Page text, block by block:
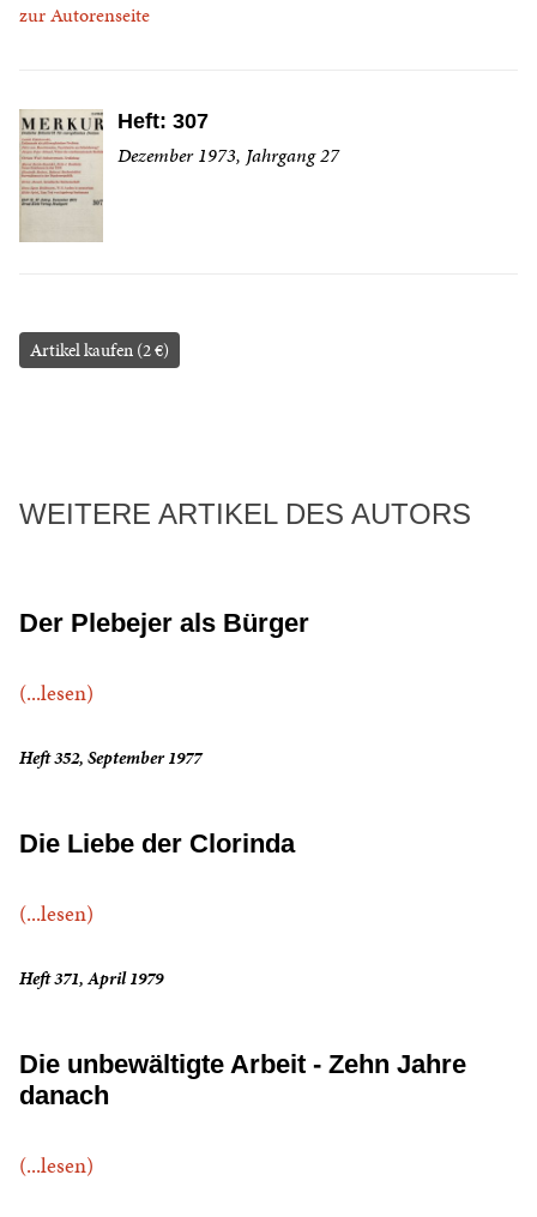
zur Autorenseite
Heft: 307
Dezember 1973, Jahrgang 27
Artikel kaufen (2 €)
WEITERE ARTIKEL DES AUTORS
Der Plebejer als Bürger
(...lesen)
Heft 352, September 1977
Die Liebe der Clorinda
(...lesen)
Heft 371, April 1979
Die unbewältigte Arbeit - Zehn Jahre
danach
(...lesen)